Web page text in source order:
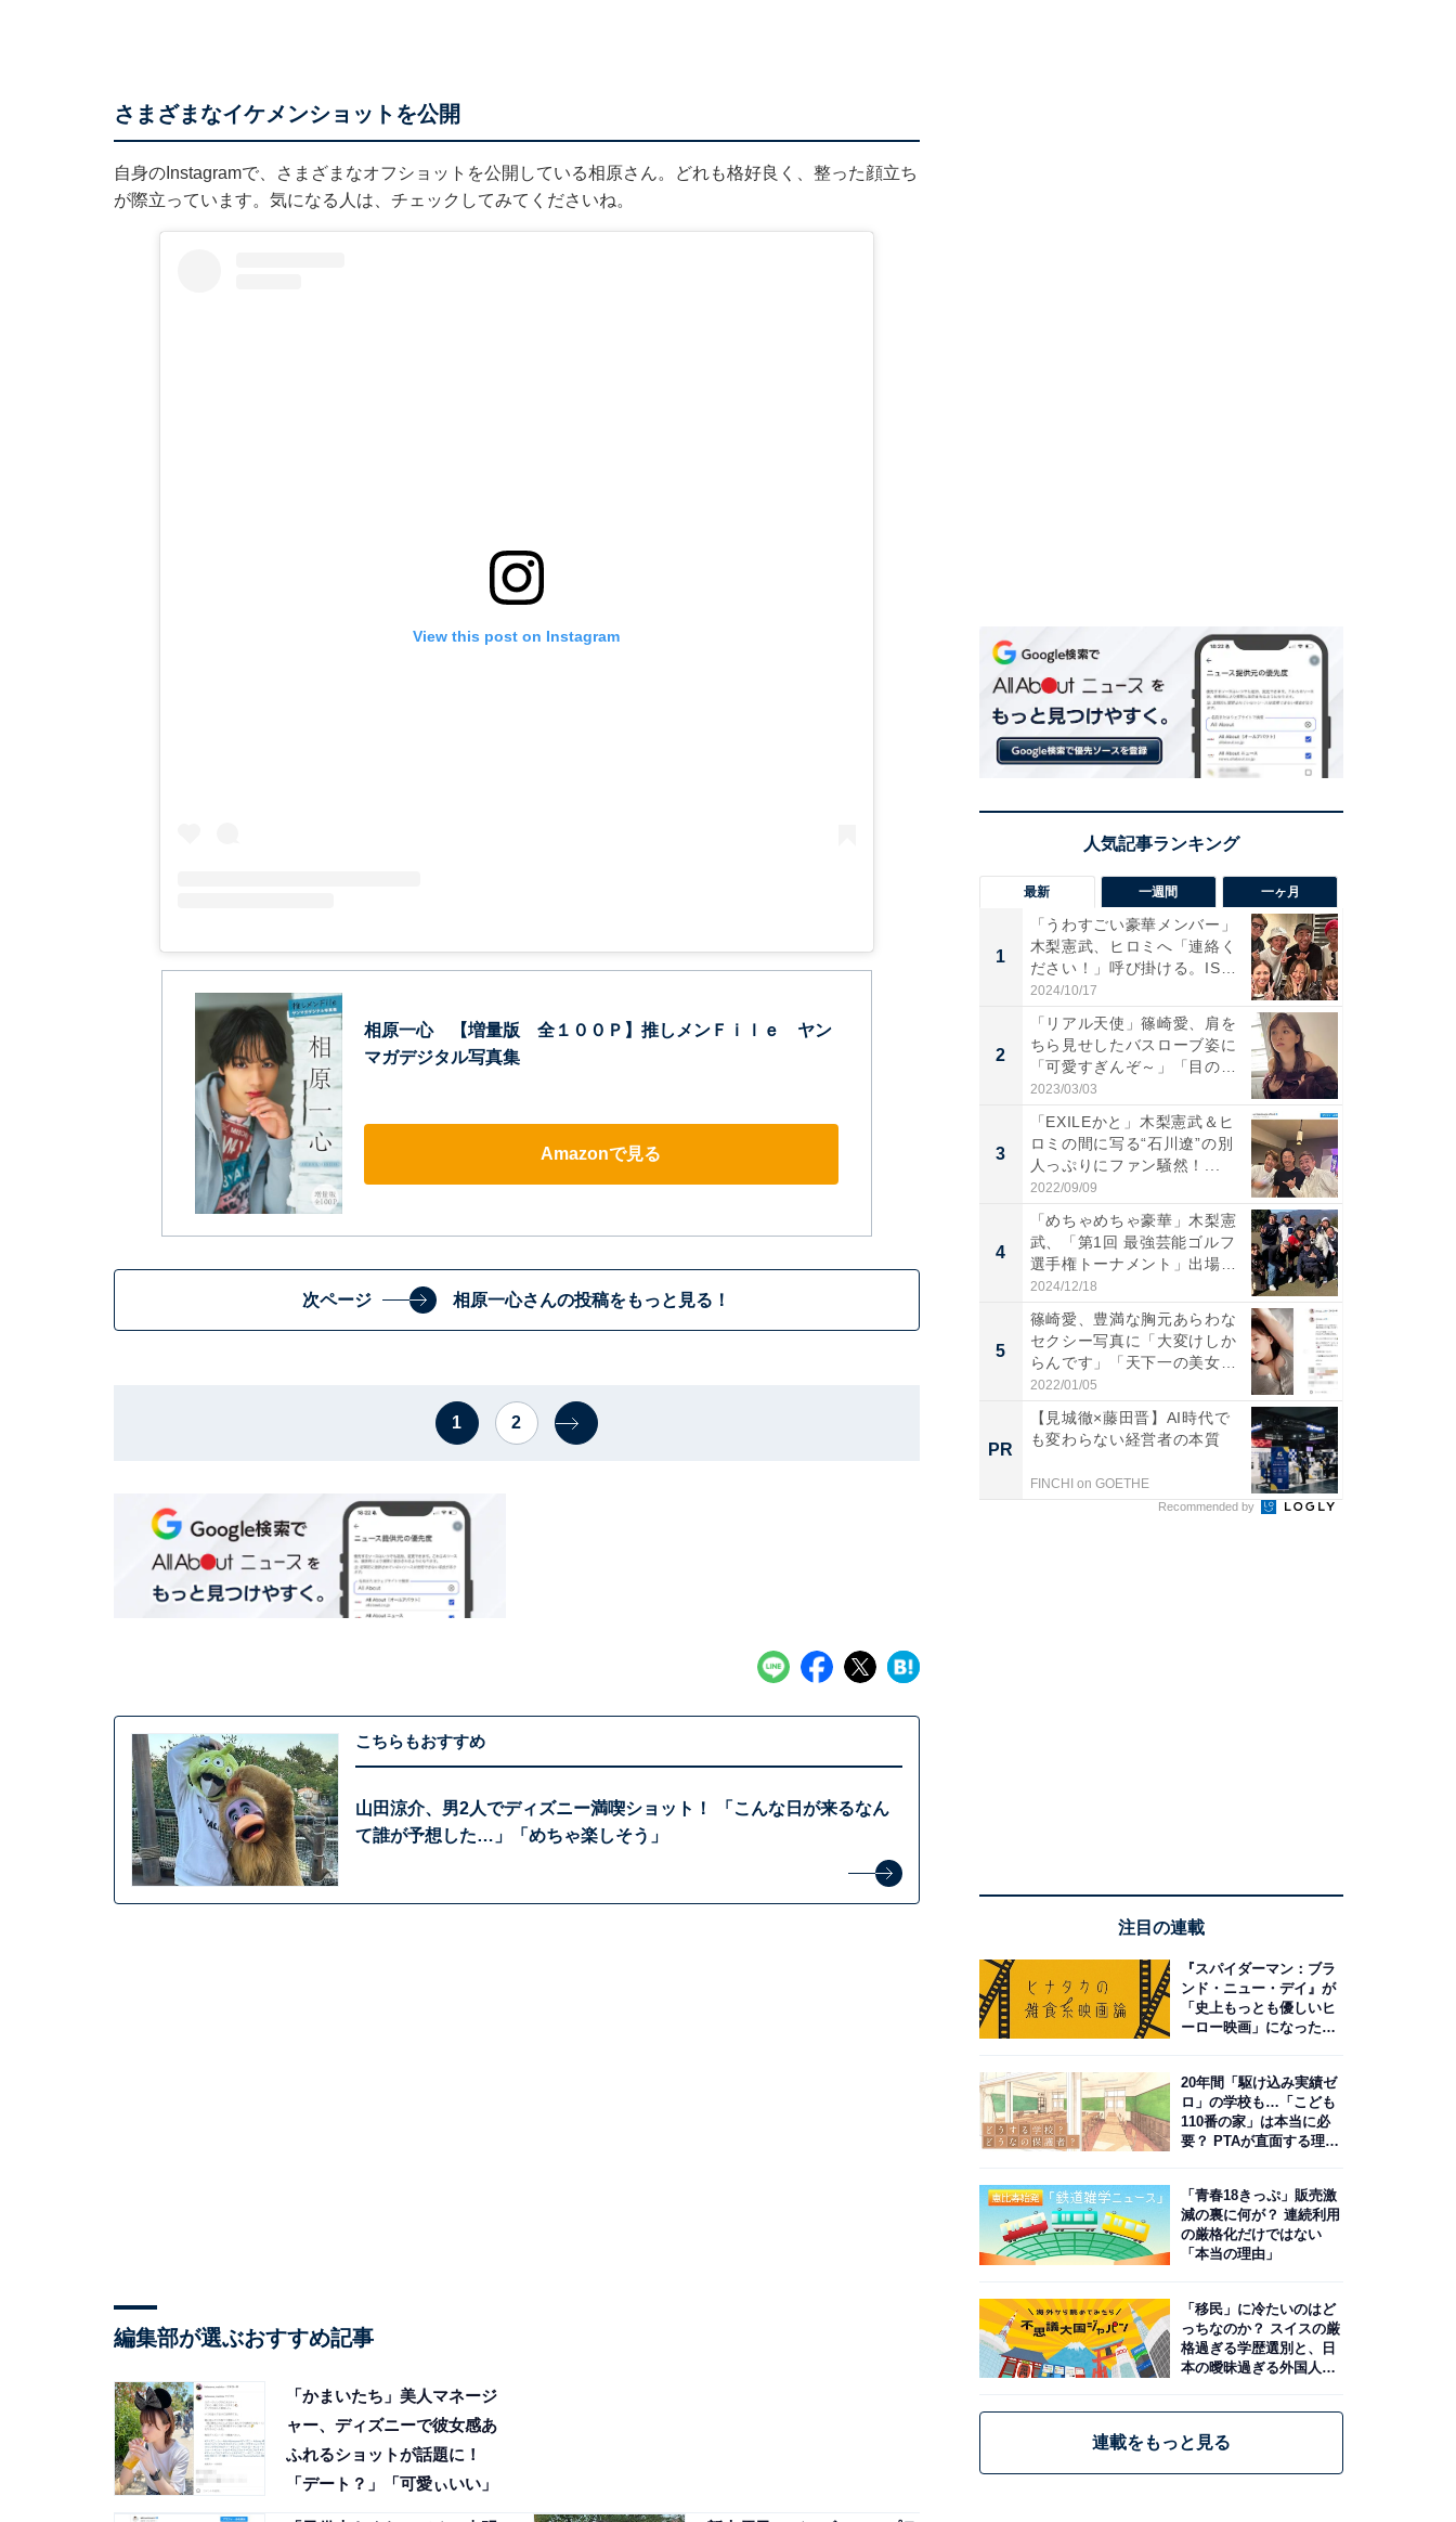
さまざまなイケメンショットを公開
自身のInstagramで、さまざまなオフショットを公開している相原さん。どれも格好良く、整った顔立ち
が際立っています。気になる人は、チェックしてみてくださいね。
View this post on Instagram
相原一心 【増量版 全１００Ｐ】推しメンＦｉｌｅ ヤン
マガデジタル写真集
Amazonで見る
次ページ 相原一心さんの投稿をもっと見る！
1 2
こちらもおすすめ
山田涼介、男2人でディズニー満喫ショット！ 「こんな日が来るなん
て誰が予想した…」「めちゃ楽しそう」
編集部が選ぶおすすめ記事
「かまいたち」美人マネージ
ャー、ディズニーで彼女感あ
ふれるショットが話題に！
「デート？」「可愛ぃいい」
最新 一週間 一ヶ月
1
「うわすごい豪華メンバー」
木梨憲武、ヒロミへ「連絡く
ださい！」呼び掛ける。IS
S...
2024/10/17
2
「リアル天使」篠崎愛、肩を
ちら見せしたバスローブ姿に
「可愛すぎんぞ～」「目の表
情...
2023/03/03
3
「EXILEかと」木梨憲武＆ヒ
ロミの間に写る“石川遼”の別
人っぷりにファン騒然！...
2022/09/09
4
「めちゃめちゃ豪華」木梨憲
武、「第1回 最強芸能ゴルフ
選手権トーナメント」出場
メ...
2024/12/18
5
篠崎愛、豊満な胸元あらわな
セクシー写真に「大変けしか
らんです」「天下一の美女で
す...
2022/01/05
PR
【見城徹×藤田晋】AI時代で
も変わらない経営者の本質
FINCHI on GOETHE
Recommended by
注目の連載
『スパイダーマン：ブラ
ンド・ニュー・デイ』が
「史上もっとも優しいヒ
ーロー映画」になった理
20年間「駆け込み実績ゼ
ロ」の学校も…「こども
110番の家」は本当に必
要？ PTAが直面する理想
「青春18きっぷ」販売激
減の裏に何が？ 連続利用
の厳格化だけではない
「本当の理由」
「移民」に冷たいのはど
っちなのか？ スイスの厳
格過ぎる学歴選別と、日
本の曖昧過ぎる外国人政
連載をもっと見る